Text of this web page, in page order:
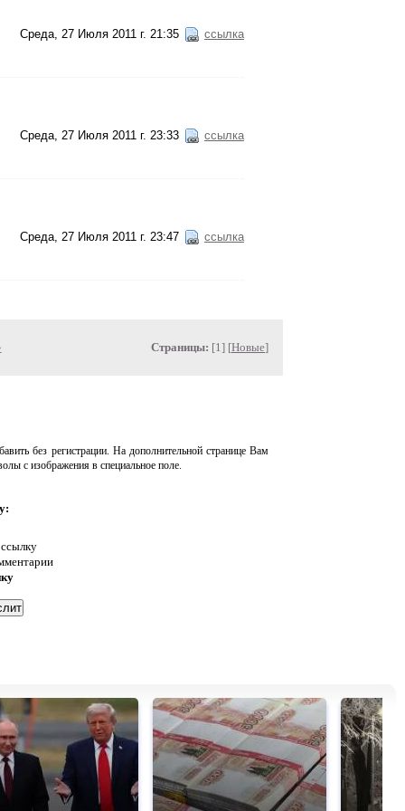
Среда, 27 Июля 2011 г. 21:35 ссылка
Среда, 27 Июля 2011 г. 23:33 ссылка
Среда, 27 Июля 2011 г. 23:47 ссылка
Страницы: [1] [Новые]
без регистрации. На дополнительной странице Вам
с изображения в специальное поле.